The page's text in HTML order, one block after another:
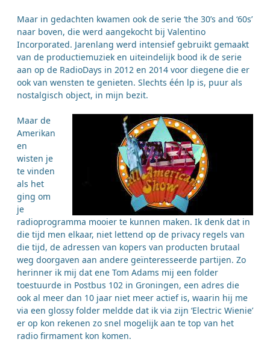
Maar in gedachten kwamen ook de serie ‘the 30’s and ‘60s’
naar boven, die werd aangekocht bij Valentino
Incorporated. Jarenlang werd intensief gebruikt gemaakt
van de productiemuziek en uiteindelijk bood ik de serie
aan op de RadioDays in 2012 en 2014 voor diegene die er
ook van wensten te genieten. Slechts één lp is, puur als
nostalgisch object, in mijn bezit.
Maar de
Amerikan
en
wisten je
te vinden
als het
ging om
je
radioprogramma mooier te kunnen maken. Ik denk dat in
die tijd men elkaar, niet lettend op de privacy regels van
die tijd, de adressen van kopers van producten brutaal
weg doorgaven aan andere geïnteresseerde partijen. Zo
herinner ik mij dat ene Tom Adams mij een folder
toestuurde in Postbus 102 in Groningen, een adres die
ook al meer dan 10 jaar niet meer actief is, waarin hij me
via een glossy folder meldde dat ik via zijn ‘Electric Wienie’
er op kon rekenen zo snel mogelijk aan te top van het
radio firmament kon komen.